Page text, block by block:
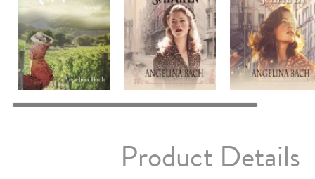
Product Details